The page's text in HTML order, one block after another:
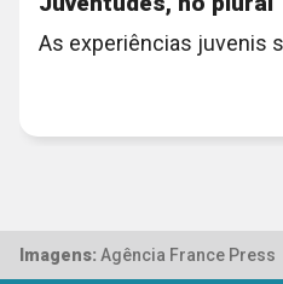
As experiências juvenis
Imagens: Agência France Press